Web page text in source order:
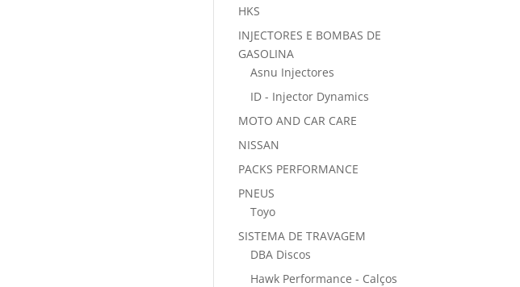
HKS
INJECTORES E BOMBAS DE
GASOLINA
Asnu Injectores
ID - Injector Dynamics
MOTO AND CAR CARE
NISSAN
PACKS PERFORMANCE
PNEUS
Toyo
SISTEMA DE TRAVAGEM
DBA Discos
Hawk Performance - Calços